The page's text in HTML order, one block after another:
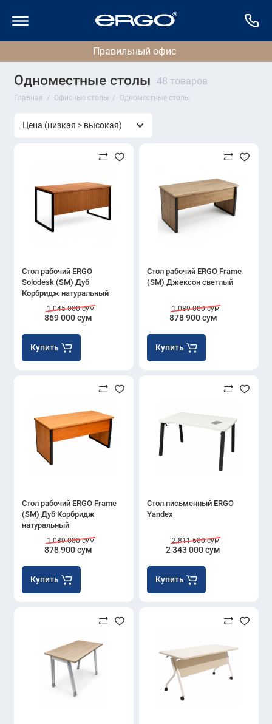
Одноместные столы 48 товаров
Главная Офисные столы Одноместные столы
Стол рабочий ERGO
Solodesk (SM) Дуб
Корбридж натуральный
869 000 сум
1 045 000 сум
Купить
Стол рабочий ERGO Frame
(SM) Джексон светлый
878 900 сум
1 089 000 сум
Купить
Стол рабочий ERGO Frame
(SM) Дуб Корбридж
натуральный
878 900 сум
1 089 000 сум
Купить
Стол письменный ERGO
Yandex
2 343 000 сум
2 811 600 сум
Купить